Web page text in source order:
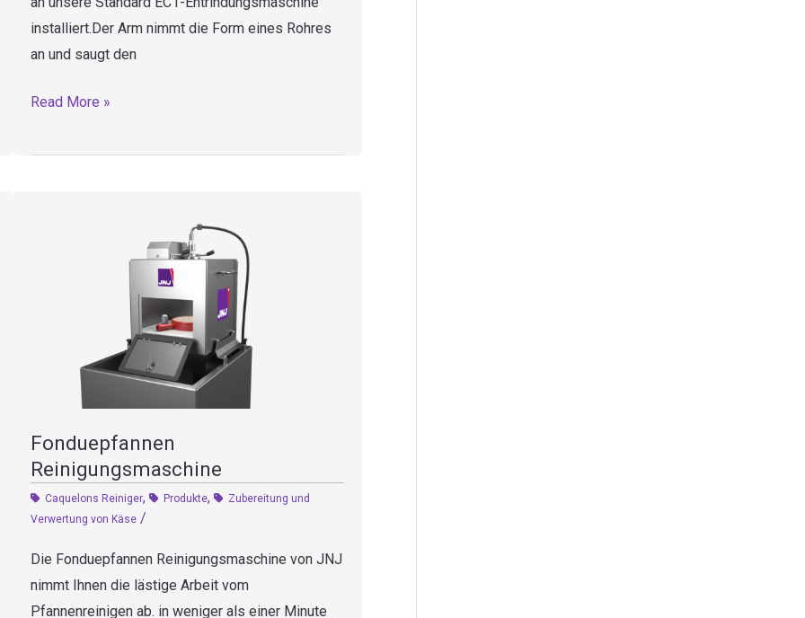
installiert.Der Arm nimmt die Form eines Rohres
an und saugt den
EC1
–
Read More »
Fonduepfannen
Reinigungsmaschine
Caquelons Reiniger, Produkte,
Zubereitung und
Verwertung von Käse/
Die Fonduepfannen Reinigungsmaschine von JNJ
nimmt Ihnen die lästige Arbeit vom
Pfannenreinigen ab. in weniger als einer Minute